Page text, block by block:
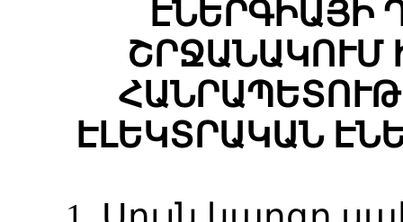
ԷՆԵՐԳԻԱՅԻ
ՇՐՋԱՆԱԿՈՒՄ
ԷԼԵԿՏՐԱԿԱՆ